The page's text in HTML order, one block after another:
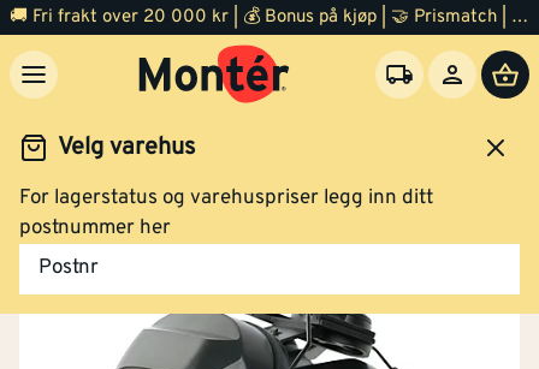
🚚 Fri frakt over 20 000 kr | 💰 Bonus på kjøp | 🤝 Prismatch | ⭐ 100% fornøyd garanti | 🏪 140 byggevarehus
Velg varehus
For lagerstatus og varehuspriser legg inn ditt
postnummer her
Postnr
og verneutstyr